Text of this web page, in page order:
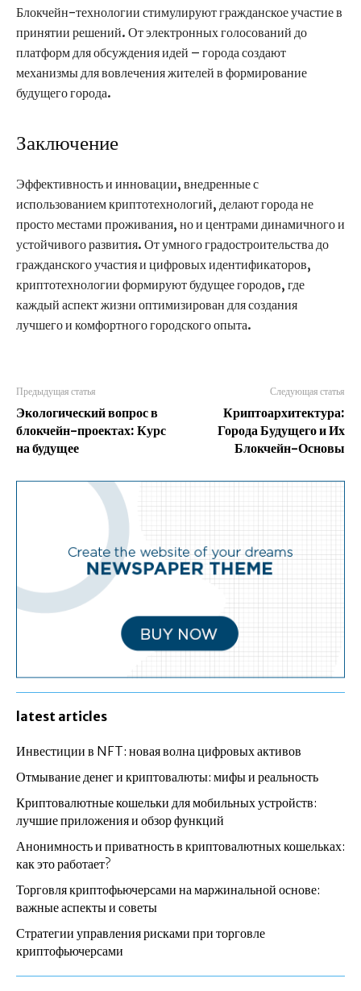
Блокчейн-технологии стимулируют гражданское участие в
принятии решений. От электронных голосований до
платформ для обсуждения идей – города создают
механизмы для вовлечения жителей в формирование
будущего города.
Заключение
Эффективность и инновации, внедренные с
использованием криптотехнологий, делают города не
просто местами проживания, но и центрами динамичного и
устойчивого развития. От умного градостроительства до
гражданского участия и цифровых идентификаторов,
криптотехнологии формируют будущее городов, где
каждый аспект жизни оптимизирован для создания
лучшего и комфортного городского опыта.
Предыдущая статья
Экологический вопрос в
блокчейн-проектах: Курс
на будущее
Следующая статья
Криптоархитектура:
Города Будущего и Их
Блокчейн-Основы
latest articles
Инвестиции в NFT: новая волна цифровых активов
Отмывание денег и криптовалюты: мифы и реальность
Криптовалютные кошельки для мобильных устройств:
лучшие приложения и обзор функций
Анонимность и приватность в криптовалютных кошельках:
как это работает?
Торговля криптофьючерсами на маржинальной основе:
важные аспекты и советы
Стратегии управления рисками при торговле
криптофьючерсами